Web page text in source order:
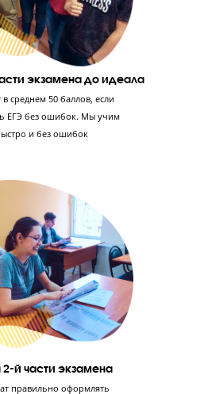
знаний
в формате ЕГЭ,
экспертом ЕГЭ и
с психологом – так мы сможем